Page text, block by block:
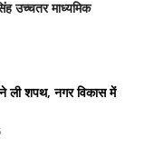
उच्चतर माध्यमिक
ली शपथ, नगर विकास में